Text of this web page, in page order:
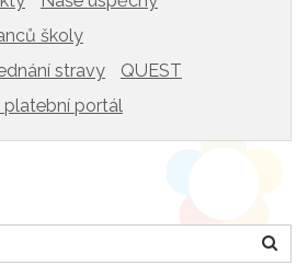
školy
stravy
QUEST
portál
Hledat